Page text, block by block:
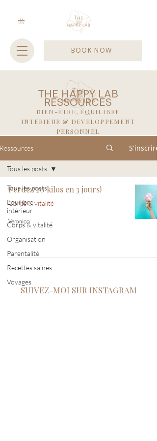
BOOK NOW
THE HAPPY LAB
RESSOURCES
BIEN-ÊTRE, EQUILIBRE
INTERIEUR & DEVELOPPEMENT
PERSONNEL
Ressources S'inscrire
Tous les posts
Equilibre
intérieur
Corps & vitalité
Organisation
Parentalité
Recettes saines
Voyages
Tous les posts
Perdez 20 kilos en 3 jours!
Corps & vitalité
Veronica
SUIVEZ-MOI SUR INSTAGRAM